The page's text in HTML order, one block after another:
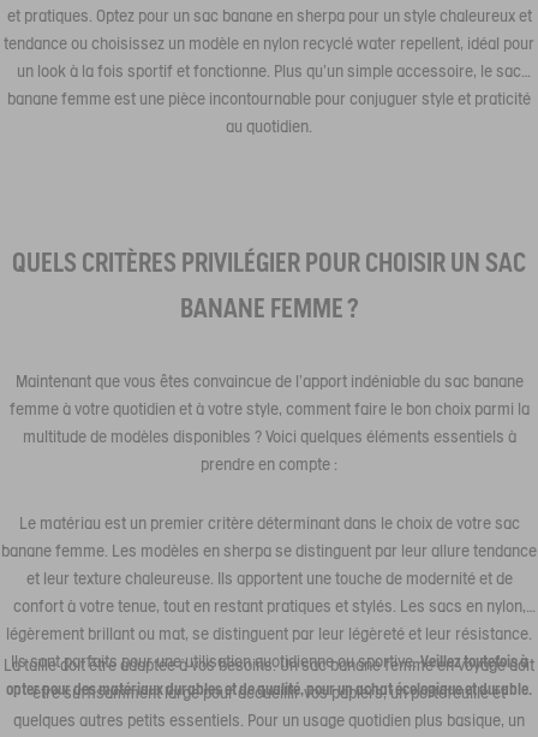
et pratiques. Optez pour un sac banane en sherpa pour un style chaleureux et
tendance ou choisissez un modèle en nylon recyclé water repellent, idéal pour
un look à la fois sportif et fonctionne. Plus qu’un simple accessoire, le sac
banane femme est une pièce incontournable pour conjuguer style et praticité
au quotidien.
QUELS CRITÈRES PRIVILÉGIER POUR CHOISIR UN SAC
BANANE FEMME ?
Maintenant que vous êtes convaincue de l’apport indéniable du sac banane
femme à votre quotidien et à votre style, comment faire le bon choix parmi la
multitude de modèles disponibles ? Voici quelques éléments essentiels à
prendre en compte :
Le matériau est un premier critère déterminant dans le choix de votre sac
banane femme. Les modèles en sherpa se distinguent par leur allure tendance
et leur texture chaleureuse. Ils apportent une touche de modernité et de
confort à votre tenue, tout en restant pratiques et stylés. Les sacs en nylon,
légèrement brillant ou mat, se distinguent par leur légèreté et leur résistance.
Ils sont parfaits pour une utilisation quotidienne ou sportive.Veillez toutefois à
opter pour des matériaux durables et de qualité, pour un achat écologique et durable.
La taille doit être adaptée à vos besoins. Un sac banane femme en voyage doit
être suffisamment large pour accueillir vos papiers, un portefeuille et
quelques autres petits essentiels. Pour un usage quotidien plus basique, un